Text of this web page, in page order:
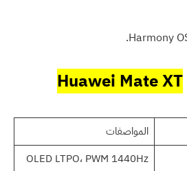
Huawei Mate XT
المواصفات
OLED LTPO، PWM 1440Hz